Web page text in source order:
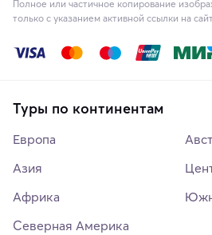
Полное или частичное копирование
только с указанием активной ссылки на сайт
Туры по континентам
Европа
Азия
Африка
Северная Америка